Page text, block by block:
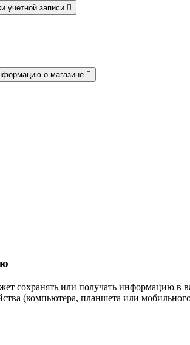
учетной записи 
о магазине 
сохранять или получать информацию в
(компьютера, планшета или